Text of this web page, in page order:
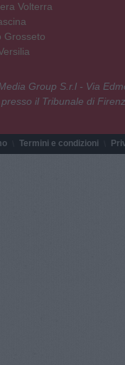
Volterra
Grosseto
Group S.r.l - Via
il Tribunale di
Termini e condizioni